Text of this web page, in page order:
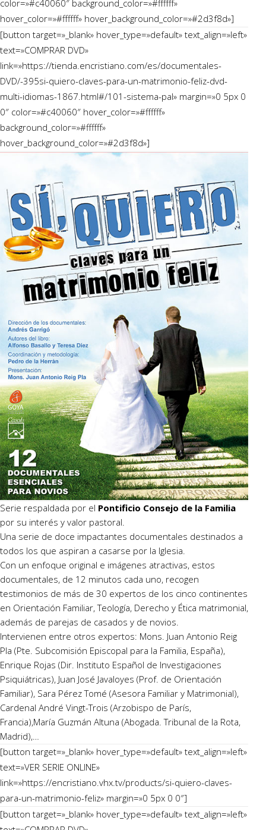
color=»#c40060″ background_color=»#ffffff»
hover_color=»#ffffff» hover_background_color=»#2d3f8d»]
[button target=»_blank» hover_type=»default» text_align=»left»
text=»COMPRAR DVD»
link=»https://tienda.encristiano.com/es/documentales-
DVD/-395si-quiero-claves-para-un-matrimonio-feliz-dvd-
multi-idiomas-1867.html#/101-sistema-pal» margin=»0 5px 0
0″ color=»#c40060″ hover_color=»#ffffff»
background_color=»#ffffff»
hover_background_color=»#2d3f8d»]
Serie respaldada por el Pontificio Consejo de la Familia
por su interés y valor pastoral.
Una serie de doce impactantes documentales destinados a
todos los que aspiran a casarse por la Iglesia.
Con un enfoque original e imágenes atractivas, estos
documentales, de 12 minutos cada uno, recogen
testimonios de más de 30 expertos de los cinco continentes
en Orientación Familiar, Teología, Derecho y Ética matrimonial,
además de parejas de casados y de novios.
Intervienen entre otros expertos: Mons. Juan Antonio Reig
Pla (Pte. Subcomisión Episcopal para la Familia, España),
Enrique Rojas (Dir. Instituto Español de Investigaciones
Psiquiátricas), Juan José Javaloyes (Prof. de Orientación
Familiar), Sara Pérez Tomé (Asesora Familiar y Matrimonial),
Cardenal André Vingt-Trois (Arzobispo de París,
Francia),María Guzmán Altuna (Abogada. Tribunal de la Rota,
Madrid),…
[button target=»_blank» hover_type=»default» text_align=»left»
text=»VER SERIE ONLINE»
link=»https://encristiano.vhx.tv/products/si-quiero-claves-
para-un-matrimonio-feliz» margin=»0 5px 0 0″]
[button target=»_blank» hover_type=»default» text_align=»left»